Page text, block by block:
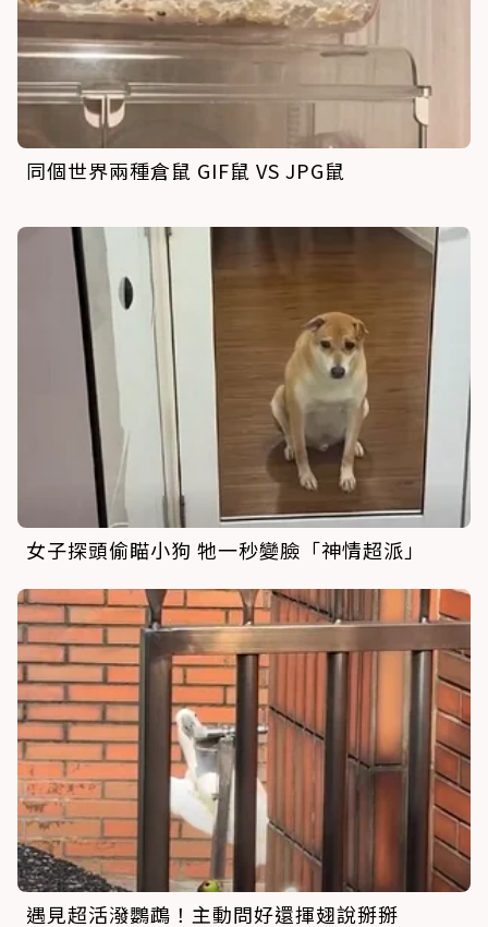
同個世界兩種倉鼠 GIF鼠 VS JPG鼠
女子探頭偷瞄小狗 牠一秒變臉「神情超派」
遇見超活潑鸚鵡！主動問好還揮翅說掰掰